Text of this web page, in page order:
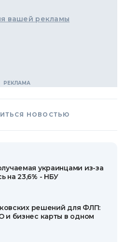
вашей рекламы
НОВОСТЬЮ
украинцами из-за
на 23,6% - НБУ
решений для ФЛП:
и бизнес карты в одном